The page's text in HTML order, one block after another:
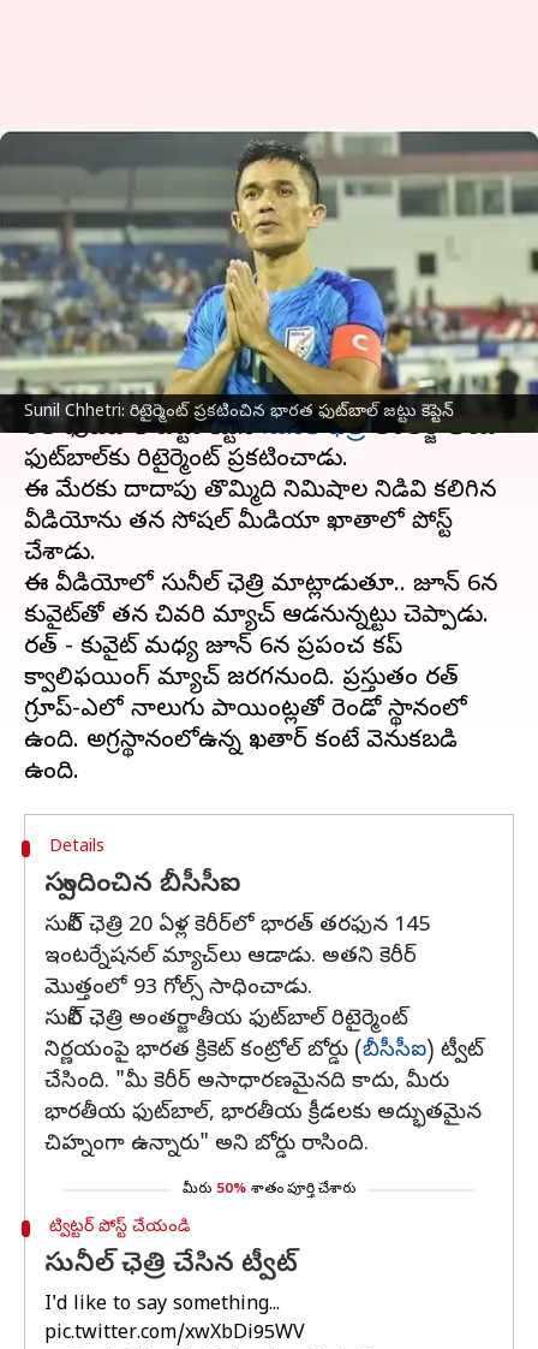
Sunil Chhetri: రిటైర్మెంట్ ప్రకటించిన భారత ఫుట్‌బాల్ జట్టు కెప్టెన్
Sunil Chhetri: రిటైర్మెంట్ ప్రకటించిన
భారత ఫుట్‌బాల్ జట్టు కెప్టెన్.. చివరి
మ్యాచ్ ఎప్పుడు ఆడతాడో
తెలుసా..?
వ్రాసిన వారు Sirish Praharaju May 16, 2024 11:54 am
ఈ వార్తాకథనం ఏంటి
భారత ఫుట్‌బాల్ జట్టు కెప్టెన్సునీల్ ఛెత్రిఅంతర్జాతీయ
ఫుట్‌బాల్‌కు రిటైర్మెంట్ ప్రకటించాడు.
ఈ మేరకు దాదాపు తొమ్మిది నిమిషాల నిడివి కలిగిన
వీడియోను తన సోషల్ మీడియా ఖాతాలో పోస్ట్
చేశాడు.
ఈ వీడియోలో సునీల్ ఛెత్రి మాట్లాడుతూ.. జూన్ 6న
కువైట్‌తో తన చివరి మ్యాచ్ ఆడనున్నట్టు చెప్పాడు.
భారత్ - కువైట్ మధ్య జూన్ 6న ప్రపంచ కప్
క్వాలిఫయింగ్ మ్యాచ్ జరగనుంది. ప్రస్తుతం భారత్‌
గ్రూప్‌-ఎలో నాలుగు పాయింట్లతో రెండో స్థానంలో
ఉంది. అగ్రస్థానంలోఉన్న ఖతార్‌ కంటే వెనుకబడి
Details
స్పందించిన బీసీసీఐ
సునీల్‌ ఛెత్రి 20 ఏళ్ల కెరీర్‌లో భారత్‌ తరఫున 145
ఇంటర్నేషనల్ మ్యాచ్‌లు ఆడాడు. అతని కెరీర్‌
మొత్తంలో 93 గోల్స్‌ సాధించాడు.
సునీల్ ఛెత్రి అంతర్జాతీయ ఫుట్‌బాల్ రిటైర్మెంట్
నిర్ణయంపై భారత క్రికెట్ కంట్రోల్ బోర్డు (బీసీసీఐ) ట్వీట్
చేసింది. "మీ కెరీర్ అసాధారణమైనది కాదు, మీరు
భారతీయ ఫుట్‌బాల్, భారతీయ క్రీడలకు అద్భుతమైన
చిహ్నంగా ఉన్నారు" అని బోర్డు రాసింది.
మీరు 50% శాతం పూర్తి చేశారు
ట్విట్టర్ పోస్ట్ చేయండి
సునీల్ ఛెత్రి చేసిన ట్వీట్
I'd like to say something...
pic.twitter.com/xwXbDi95WV